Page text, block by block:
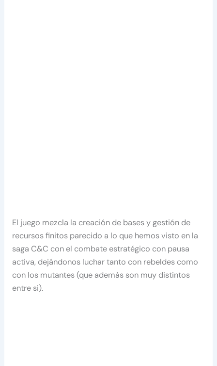
El juego mezcla la creación de bases y gestión de
recursos finitos parecido a lo que hemos visto en la
saga C&C con el combate estratégico con pausa
activa, dejándonos luchar tanto con rebeldes como
con los mutantes (que además son muy distintos
entre si).